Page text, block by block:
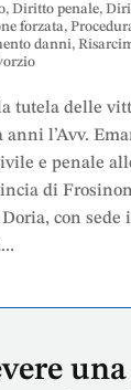
, Diritto penale,
forzata,
danni,
tutela delle
anni l’Avv.
e penale
di
con
una